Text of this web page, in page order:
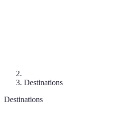
Destinations
Destinations